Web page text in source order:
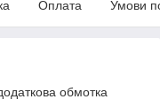
Оплата Умови
обмотка